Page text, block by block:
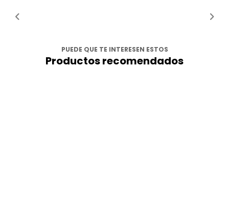
PUEDE QUE TE INTERESEN ESTOS
Productos recomendados